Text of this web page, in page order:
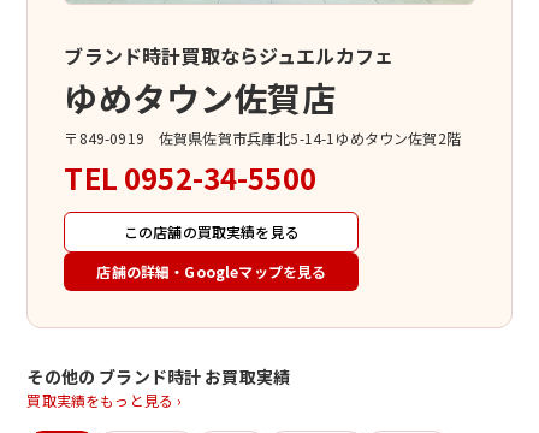
ブランド時計買取ならジュエルカフェ
ゆめタウン佐賀店
〒849-0919 佐賀県佐賀市兵庫北5-14-1ゆめタウン佐賀2階
TEL 0952-34-5500
この店舗の買取実績を見る
店舗の詳細・Googleマップを見る
その他の ブランド時計 お買取実績
買取実績をもっと見る ›